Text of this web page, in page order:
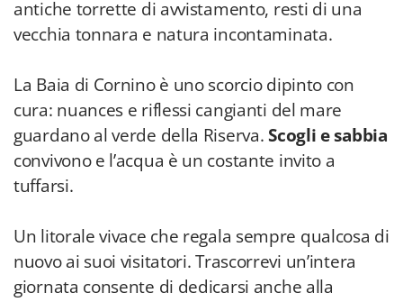
antiche torrette di avvistamento, resti di una
vecchia tonnara e natura incontaminata.
La Baia di Cornino è uno scorcio dipinto con
cura: nuances e riflessi cangianti del mare
guardano al verde della Riserva.Scogli e sabbia
convivono e l’acqua è un costante invito a
tuffarsi.
Un litorale vivace che regala sempre qualcosa di
nuovo ai suoi visitatori. Trascorrevi un’intera
giornata consente di dedicarsi anche alla